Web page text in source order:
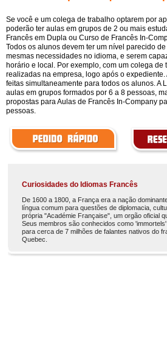
Se você e um colega de trabalho optarem por
poderão ter aulas em grupos de 2 ou mais
Francês em Dupla ou Curso de Francês In-
Todos os alunos devem ter um nível parecido
mesmas necessidades no idioma, e serem
horário e local. Por exemplo, com um colega
realizadas na empresa, logo após o
feitas simultaneamente para todos os alunos. A
aulas em grupos formados por 6 a 8 pessoas,
propostas para Aulas de Francês In-Company
pessoas.
Curiosidades do Idiomas Francês
De 1600 a 1800, a França era a nação
língua comum para questões de diplomacia,
própria "Académie Française", um orgão oficial
Seus membros são conhecidos como
para cerca de 7 milhões de falantes nativos do
Quebec.